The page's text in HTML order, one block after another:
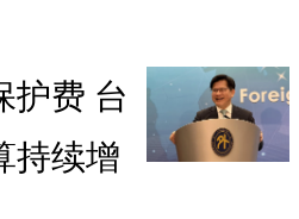
护费 台
持续增